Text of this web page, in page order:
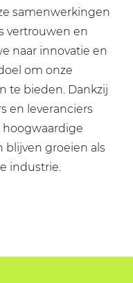
samenwerkingen
vertrouwen en
naar innovatie en
om onze
te bieden. Dankzij
en leveranciers
hoogwaardige
groeien als
industrie.